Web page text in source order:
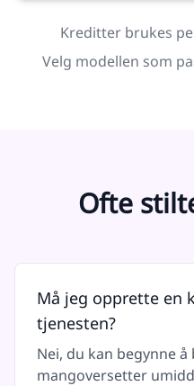
Kreditter brukes
Velg modellen som
Ofte
Må jeg opprette en
tjenesten?
Nei, du kan begynne å
mangoversetter